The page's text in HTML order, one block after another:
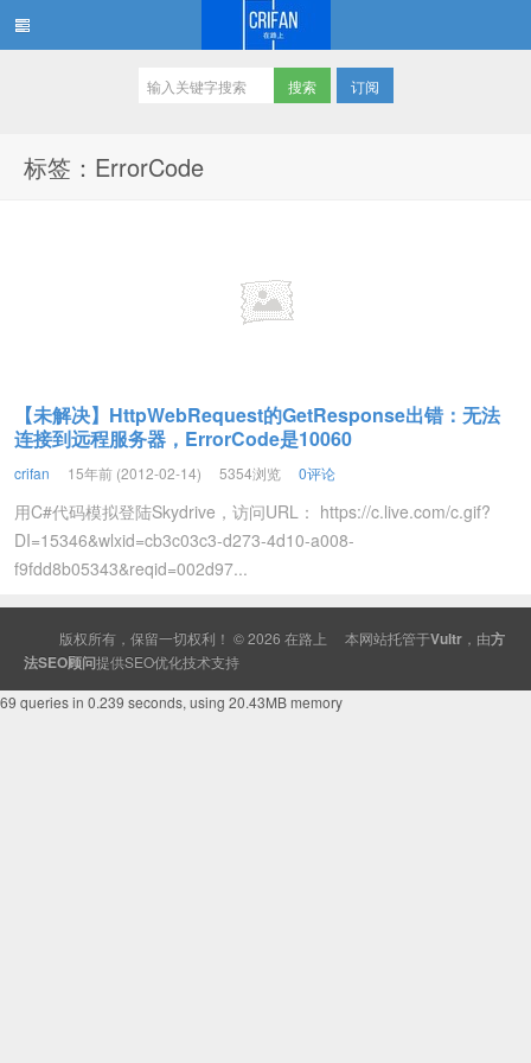
订阅
标签：ErrorCode
【未解决】HttpWebRequest的GetResponse出错：无法
连接到远程服务器，ErrorCode是10060
crifan 15年前 (2012-02-14) 5354浏览 0评论
用C#代码模拟登陆Skydrive，访问URL： https://c.live.com/c.gif?
DI=15346&wlxid=cb3c03c3-d273-4d10-a008-
f9fdd8b05343&reqid=002d97...
版权所有，保留一切权利！ © 2026 在路上 本网站托管于Vultr ，由方
法SEO顾问提供SEO优化技术支持
69 queries in 0.239 seconds, using 20.43MB memory